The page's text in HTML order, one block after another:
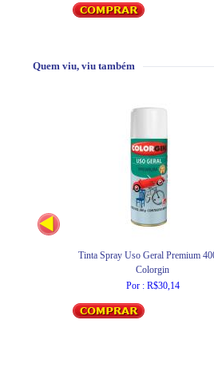
Quem viu, viu também
Tinta Spray Uso Geral Premium
Colorgin
Por : R$30,14